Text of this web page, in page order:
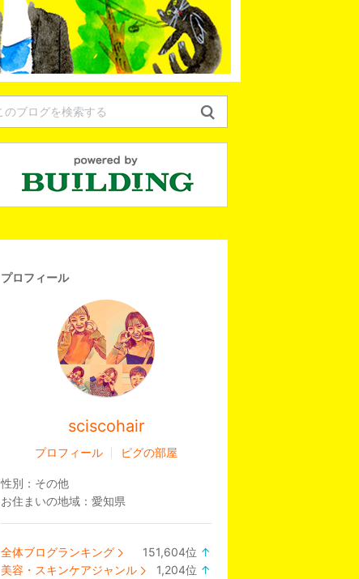
プロフィール
sciscohair
プロフィール ピグの部屋
性別： その他
お住まいの地域： 愛知県
全体ブログランキング 151,604位 ↑
美容・スキンケアジャンル 1,204位 ↑